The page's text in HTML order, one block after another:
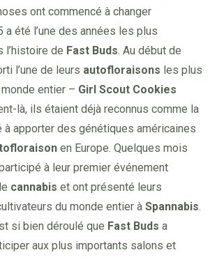
ont commencé à changer
a été l’une des années les plus
l’histoire de Fast Buds. Au début de
l’une de leurs autofloraisons les plus
entier – Girl Scout Cookies
là, ils étaient déjà reconnus comme la
apporter des génétiques américaines
en Europe. Quelques mois
à leur premier événement
cannabis et ont présenté leurs
du monde entier à Spannabis.
si bien déroulé que Fast Buds a
aux plus importants salons et